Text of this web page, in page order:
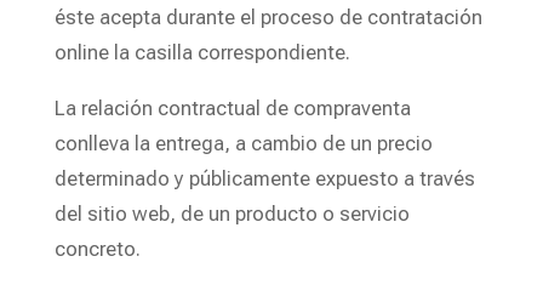
éste acepta durante el proceso de contratación
online la casilla correspondiente.
La relación contractual de compraventa
conlleva la entrega, a cambio de un precio
determinado y públicamente expuesto a través
del sitio web, de un producto o servicio
concreto.